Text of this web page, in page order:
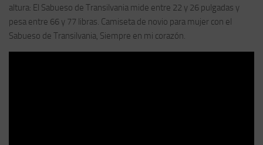
altura: El Sabueso de Transilvania mide entre 22 y 26 pulgadas y
pesa entre 66 y 77 libras. Camiseta de novio para mujer con el
Sabueso de Transilvania, Siempre en mi corazón.